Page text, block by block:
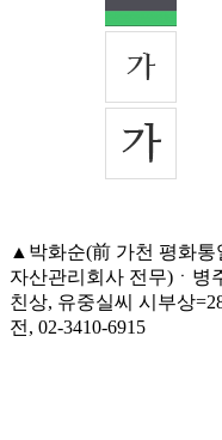
▲박화순(前 가천 평화통
자산관리회사 전무)ㆍ병
친상, 유중실씨 시부상
전, 02-3410-6915